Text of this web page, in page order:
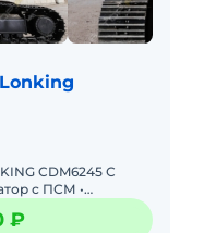
CDM6245 С
онлайн за 15
₽